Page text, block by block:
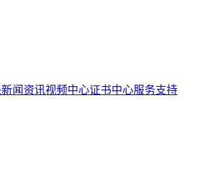
新闻资讯视频中心证书中心服务支持